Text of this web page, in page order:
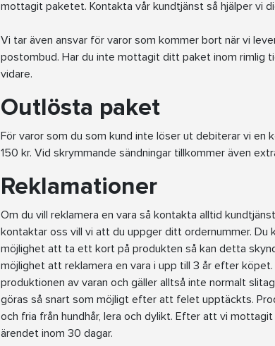
mottagit paketet. Kontakta vår kundtjänst så hjälper vi
Vi tar även ansvar för varor som kommer bort när vi
postombud. Har du inte mottagit ditt paket inom rimlig
vidare.
Outlösta paket
För varor som du som kund inte löser ut debiterar vi
150 kr. Vid skrymmande sändningar tillkommer även
Reklamationer
Om du vill reklamera en vara så kontakta alltid
kontaktar oss vill vi att du uppger ditt ordernummer.
möjlighet att ta ett kort på produkten så kan detta
möjlighet att reklamera en vara i upp till 3 år efter
produktionen av varan och gäller alltså inte normalt
göras så snart som möjligt efter att felet upptäckts.
och fria från hundhår, lera och dylikt. Efter att vi
ärendet inom 30 dagar.